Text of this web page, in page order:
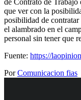
que ver con la
posibilidad de contratar
el alambrado en el
personal sin tener que
Fuente: https://
PorComunicacion fias